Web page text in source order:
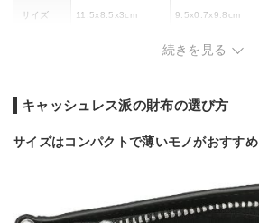
サイズ 11.5x8.5x3cm 9.5x0.7x9.8cm
約5枚
続きを見る
キャッシュレス派の財布の選び方
サイズはコンパクトで薄いモノがおすすめ